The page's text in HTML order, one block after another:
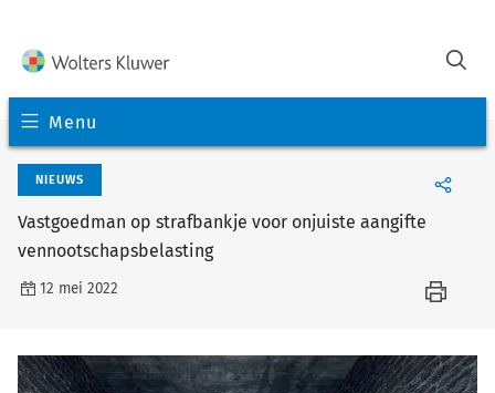
Menu
NIEUWS
Vastgoedman op strafbankje voor onjuiste aangifte
vennootschapsbelasting
12 mei 2022